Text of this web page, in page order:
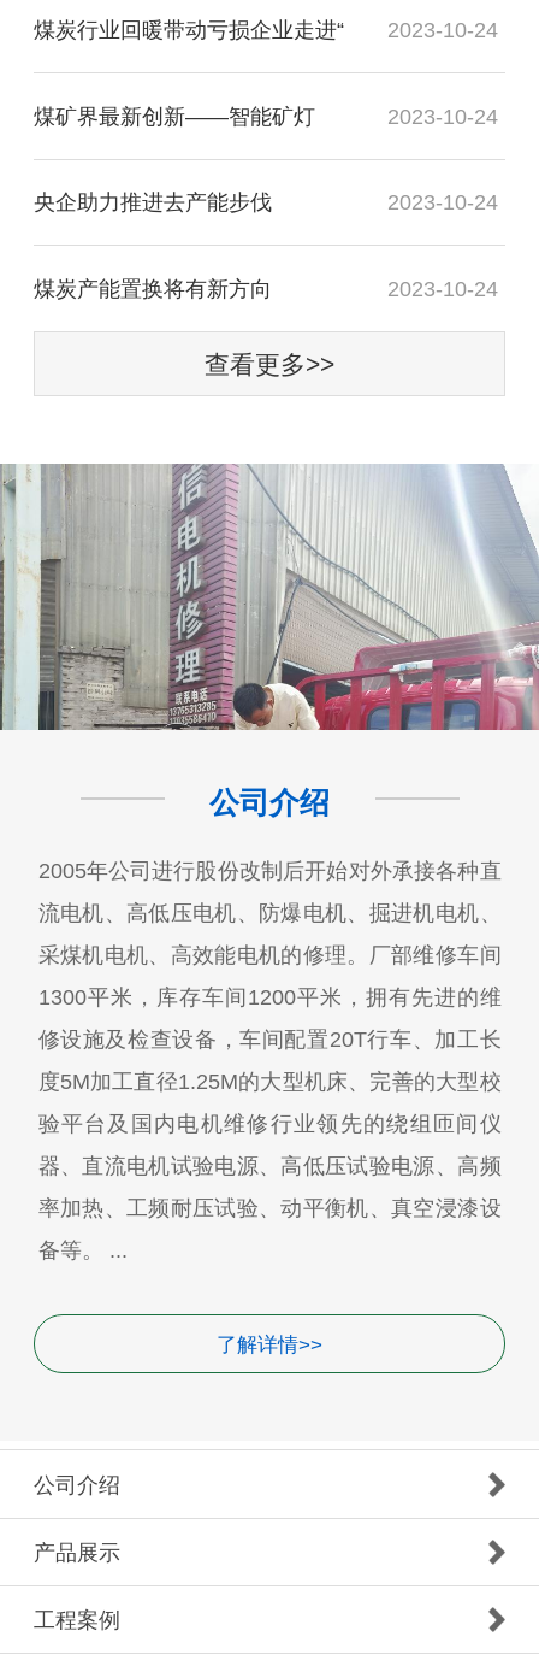
煤炭行业回暖带动亏损企业走进“ 2023-10-24
煤矿界最新创新——智能矿灯 2023-10-24
央企助力推进去产能步伐 2023-10-24
煤炭产能置换将有新方向 2023-10-24
查看更多>>
公司介绍
2005年公司进行股份改制后开始对外承接各种直
流电机、高低压电机、防爆电机、掘进机电机、
采煤机电机、高效能电机的修理。厂部维修车间
1300平米，库存车间1200平米，拥有先进的维
修设施及检查设备，车间配置20T行车、加工长
度5M加工直径1.25M的大型机床、完善的大型校
验平台及国内电机维修行业领先的绕组匝间仪
器、直流电机试验电源、高低压试验电源、高频
率加热、工频耐压试验、动平衡机、真空浸漆设
备等。 ...
了解详情>>
公司介绍
产品展示
工程案例